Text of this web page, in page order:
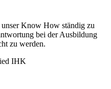
Know How ständig zu
bei der Ausbildung
zu werden.